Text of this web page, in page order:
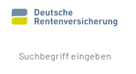
Prävention